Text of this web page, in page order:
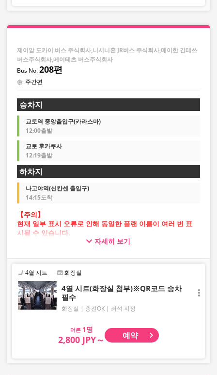
매 가격을 확인한 후 예약해 주십시오.
제이알 도카이 버스 주식회사,니시니혼 JR버스 주식회사,메이한 긴테쓰
버스주식회사,메이테츠 버스주식회사
208편
주간편
승차지
교토역 중앙출입구(카라스마)
12:00출발
교토 후카쿠사
12:19출발
하차지
나고야역(신칸센 출입구)
14:15도착
【주의】
현재 일부 표시 오류로 인해 동일한 플랜 이름이 여러 번 표
시될 수 있습니다.
이 경우 예약 진행 중 오류가 발생할 가능성이 있습니다.
플랜을 선택하여 예약해 주시기 바랍니다.
자세히 보기
4열 시트 화장실
4열 시트(화장실 첨부)※QR코드 승차
필수
화장실 충전OK 좌석 지정
어른
2,800 JPY～ 예약